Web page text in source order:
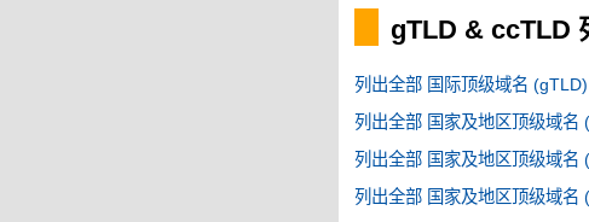
gTLD & ccTLD
列出全部 国际顶级域名 (gTLD)
列出全部 国家及地区顶级域名
列出全部 国家及地区顶级域名
列出全部 国家及地区顶级域名